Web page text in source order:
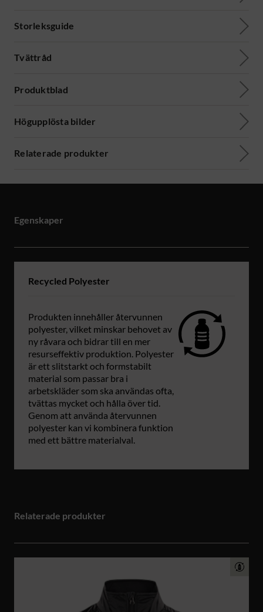
Storleksguide
Tvättråd
Produktblad
Högupplösta bilder
Relaterade produkter
Egenskaper
Recycled Polyester
Produkten innehåller återvunnen
polyester, vilket minskar behovet av
ny råvara och bidrar till en mer
resurseffektiv produktion. Polyester
är ett slitstarkt och formstabilt
material som passar bra i
arbetskläder som ska användas ofta,
tvättas mycket och hålla över tid.
Genom att använda återvunnen
polyester kan vi kombinera funktion
med ett bättre materialval.
Relaterade produkter